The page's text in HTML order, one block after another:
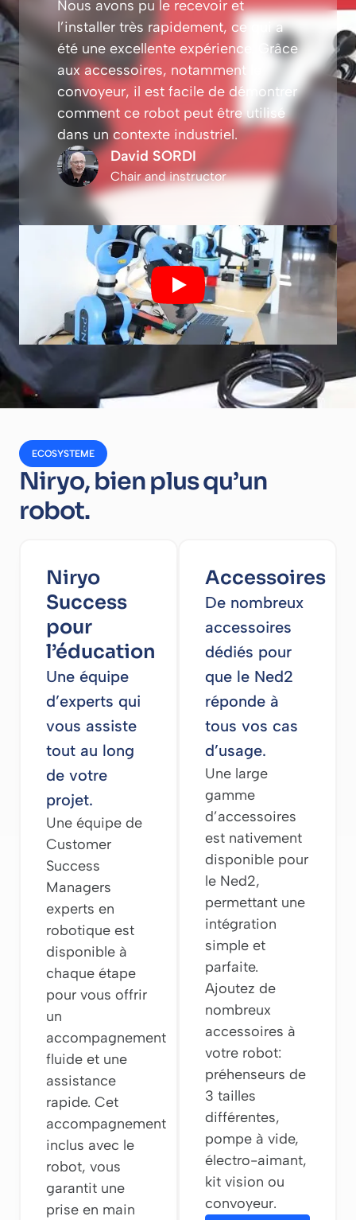
Nous avons pu le recevoir et
l’installer très rapidement, ce qui a
été une excellente expérience. Grâce
aux accessoires, notamment le
convoyeur, il est facile de démontrer
comment ce robot peut être utilisé
dans un contexte industriel.
David SORDI
Chair and instructor
ECOSYSTEME
Niryo, bien plus qu’un
robot.
Niryo
Success
pour
l’éducation
Une équipe
d’experts qui
vous assiste
tout au long
de votre
projet.
Une équipe de
Customer
Success
Managers
experts en
robotique est
disponible à
chaque étape
pour vous offrir
un
accompagnement
fluide et une
assistance
rapide. Cet
accompagnement
inclus avec le
robot, vous
garantit une
prise en main
Accessoires
De nombreux
accessoires
dédiés pour
que le Ned2
réponde à
tous vos cas
d’usage.
Une large
gamme
d’accessoires
est nativement
disponible pour
le Ned2,
permettant une
intégration
simple et
parfaite.
Ajoutez de
nombreux
accessoires à
votre robot:
préhenseurs de
3 tailles
différentes,
pompe à vide,
électro-aimant,
kit vision ou
convoyeur.